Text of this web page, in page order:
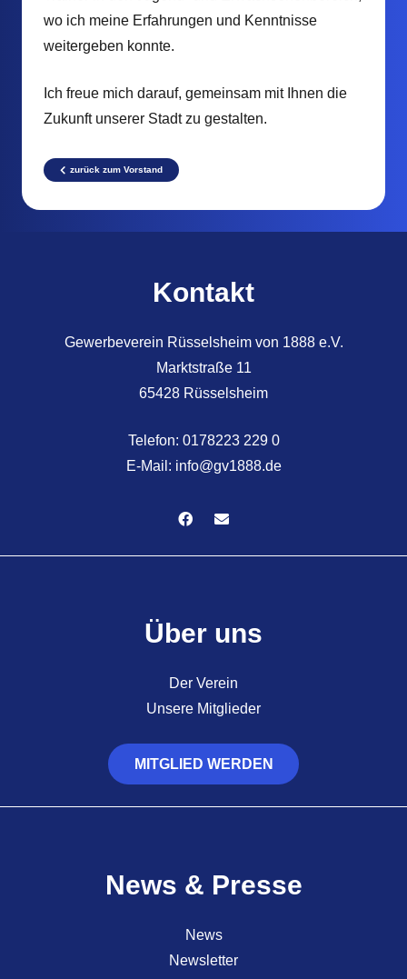
wo ich meine Erfahrungen und Kenntnisse
weitergeben konnte.
Ich freue mich darauf, gemeinsam mit Ihnen die
Zukunft unserer Stadt zu gestalten.
zurück zum Vorstand
Kontakt
Gewerbeverein Rüsselsheim von 1888 e.V.
Marktstraße 11
65428 Rüsselsheim
Telefon: 0178223 229 0
E-Mail: info@gv1888.de
Über uns
Der Verein
Unsere Mitglieder
MITGLIED WERDEN
News & Presse
News
Newsletter